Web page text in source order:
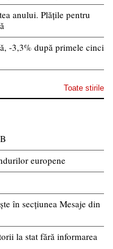
anului. Plățile pentru
-3,3% după primele cinci
Toate stirile
europene
în secțiunea Mesaje din
la stat fără informarea